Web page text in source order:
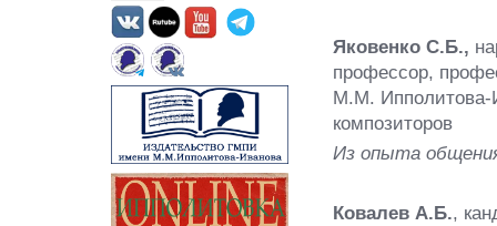
Яковенко С.Б.,
профессор,
М.М. Ипполитова-
композиторов
Из опыта
Ковалев А.Б.,